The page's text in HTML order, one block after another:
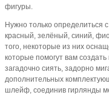
фигуры.
Нужно только определиться
красный, зелёный, синий,
того, некоторые из них
которые помогут вам
загадочно сиять, задорно
дополнительных
шлейф, соединив гирлянды